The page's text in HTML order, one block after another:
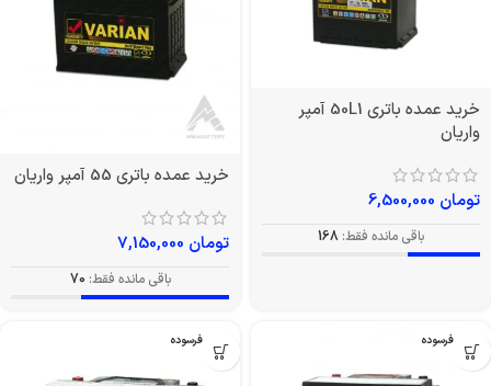
خرید عمده باتری 50L1 آمپر
واریان
تومان
باقی مانده فقط: 168
خرید عمده باتری 55 آمپر واریان
تومان
باقی مانده فقط: 70
بدون فرسوده بدون فرسوده